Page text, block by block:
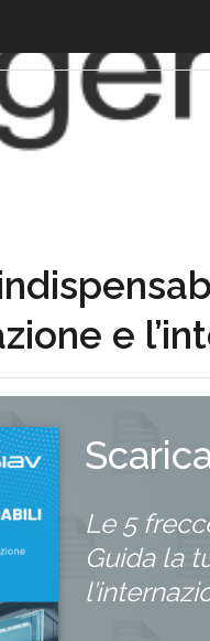
e
Le 5
Guida la